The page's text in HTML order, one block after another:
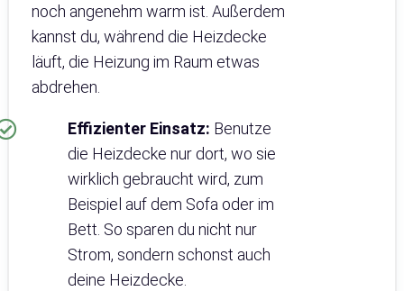
noch angenehm warm ist. Außerdem
kannst du, während die Heizdecke
läuft, die Heizung im Raum etwas
abdrehen.
Effizienter Einsatz: Benutze
die Heizdecke nur dort, wo sie
wirklich gebraucht wird, zum
Beispiel auf dem Sofa oder im
Bett. So sparen du nicht nur
Strom, sondern schonst auch
deine Heizdecke.